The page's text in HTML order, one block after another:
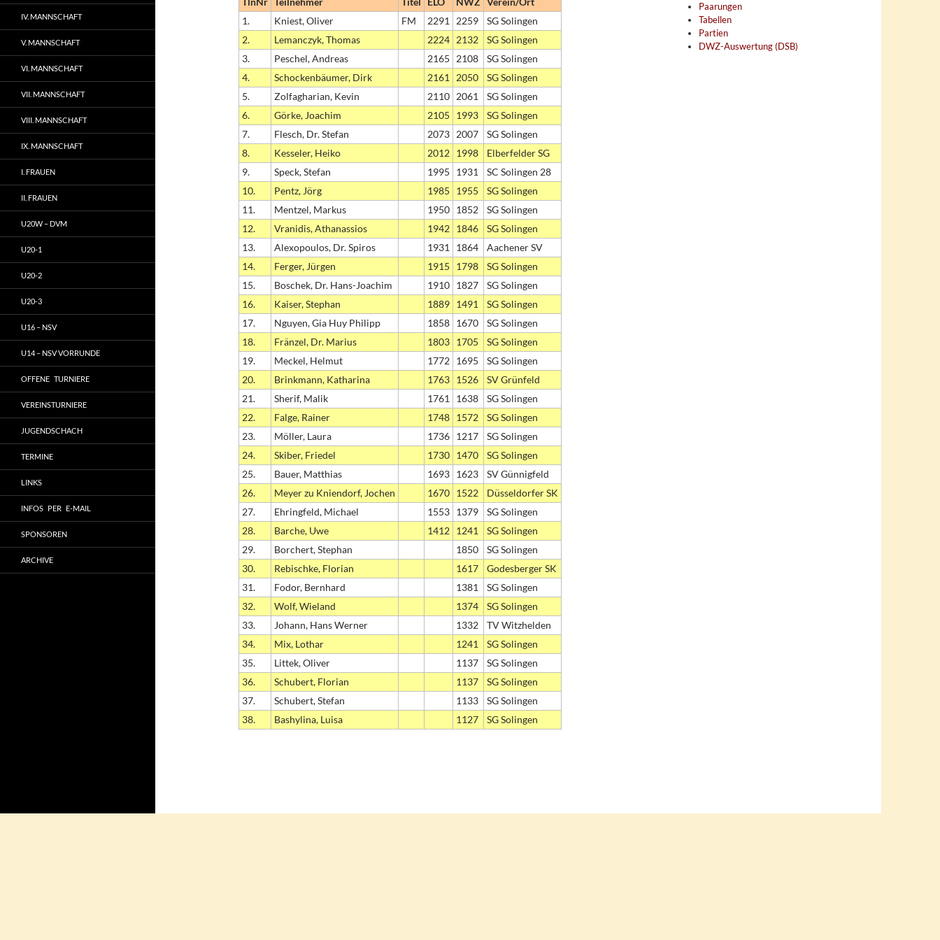
Paarungen
Tabellen
Partien
DWZ-Auswertung (DSB)
1.
Kniest, Oliver FM 2291 2259
SG Solingen
2.
Lemanczyk, Thomas 2224 2132
SG Solingen
3.
Peschel, Andreas 2165 2108
SG Solingen
4.
Schockenbäumer, Dirk 2161 2050
SG Solingen
5.
Zolfagharian, Kevin 2110 2061
SG Solingen
6.
Görke, Joachim 2105 1993
SG Solingen
7.
Flesch, Dr. Stefan 2073 2007
SG Solingen
8.
Kesseler, Heiko 2012 1998
Elberfelder SG
9.
Speck, Stefan 1995 1931
SC Solingen 28
10.
Pentz, Jörg 1985 1955
SG Solingen
11.
Mentzel, Markus 1950 1852
SG Solingen
12.
Vranidis, Athanassios 1942 1846
SG Solingen
13.
Alexopoulos, Dr. Spiros 1931 1864
Aachener SV
14.
Ferger, Jürgen 1915 1798
SG Solingen
15.
Boschek, Dr. Hans-Joachim 1910 1827
SG Solingen
16.
Kaiser, Stephan 1889 1491
SG Solingen
17.
Nguyen, Gia Huy Philipp 1858 1670
SG Solingen
18.
Fränzel, Dr. Marius 1803 1705
SG Solingen
19.
Meckel, Helmut 1772 1695
SG Solingen
20.
Brinkmann, Katharina 1763 1526
SV Grünfeld
21.
Sherif, Malik 1761 1638
SG Solingen
22.
Falge, Rainer 1748 1572
SG Solingen
23.
Möller, Laura 1736 1217
SG Solingen
24.
Skiber, Friedel 1730 1470
SG Solingen
25.
Bauer, Matthias 1693 1623
SV Günnigfeld
26.
Meyer zu Kniendorf, Jochen 1670 1522
Düsseldorfer SK
27.
Ehringfeld, Michael 1553 1379
SG Solingen
28.
Barche, Uwe 1412 1241
SG Solingen
29.
Borchert, Stephan 1850
SG Solingen
30.
Rebischke, Florian 1617
Godesberger SK
31.
Fodor, Bernhard 1381
SG Solingen
32.
Wolf, Wieland 1374
SG Solingen
33.
Johann, Hans Werner 1332
TV Witzhelden
34.
Mix, Lothar 1241
SG Solingen
35.
Littek, Oliver 1137
SG Solingen
36.
Schubert, Florian 1137
SG Solingen
37.
Schubert, Stefan 1133
SG Solingen
38.
Bashylina, Luisa 1127 SG Solingen
IV. MANNSCHAFT
V. MANNSCHAFT
VI. MANNSCHAFT
VII. MANNSCHAFT
VIII. MANNSCHAFT
IX. MANNSCHAFT
I. FRAUEN
II. FRAUEN
U20W – DVM
U20-1
U20-2
U20-3
U16 – NSV
U14 – NSV VORRUNDE
OFFENE TURNIERE
VEREINSTURNIERE
JUGENDSCHACH
TERMINE
LINKS
INFOS PER E-MAIL
SPONSOREN
ARCHIVE